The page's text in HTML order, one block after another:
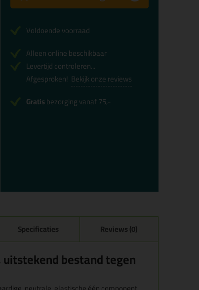
Voldoende voorraad
Alleen online beschikbaar
Levertijd controleren...
Afgesproken! Bekijk onze reviews
Gratisbezorging vanaf 75,-
Specificaties Reviews (0)
uitstekend bestand tegen